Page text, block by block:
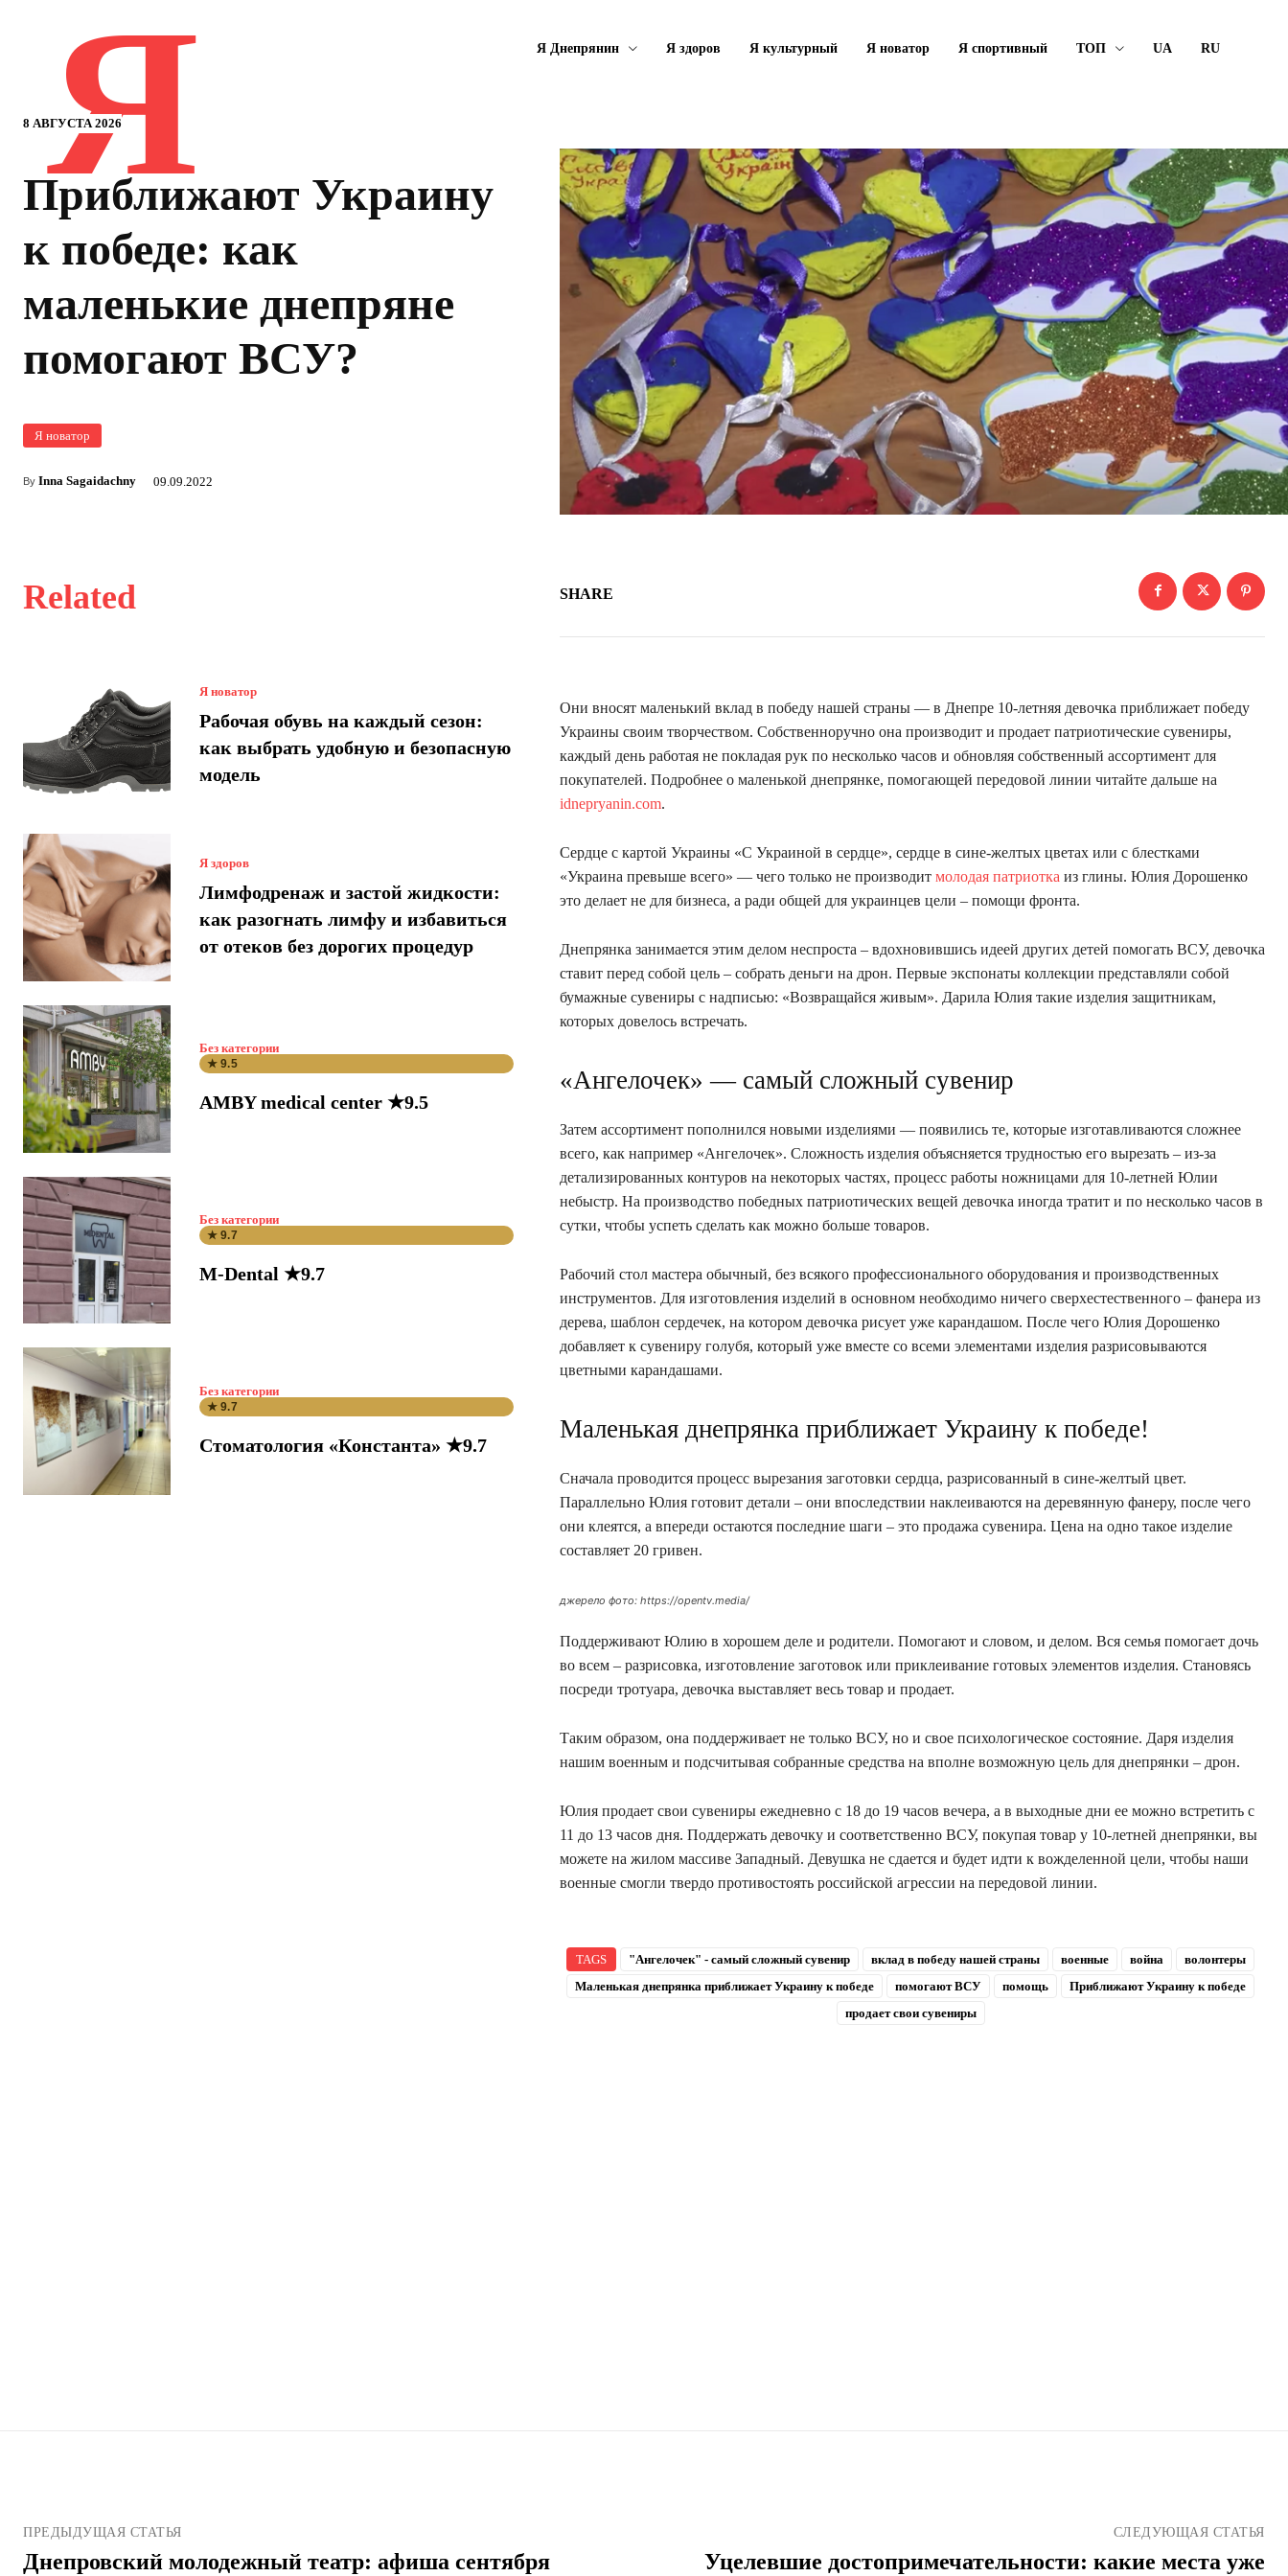
8 АВГУСТА 2026
Я Я Днепрянин Я здоров Я культурный Я новатор Я спортивный ТОП UA RU
Приближают Украину
к победе: как
маленькие днепряне
помогают ВСУ?
Я новатор
By Inna Sagaidachny 09.09.2022
Related
Я новатор
Рабочая обувь на каждый сезон:
как выбрать удобную и безопасную
модель
Я здоров
Лимфодренаж и застой жидкости:
как разогнать лимфу и избавиться
от отеков без дорогих процедур
Без категории
★ 9.5
AMBY medical center ★9.5
Без категории
★ 9.7
M-Dental ★9.7
Без категории
★ 9.7
Стоматология «Константа» ★9.7
SHARE
Они вносят маленький вклад в победу нашей страны — в Днепре 10-летняя девочка приближает победу
Украины своим творчеством. Собственноручно она производит и продает патриотические сувениры,
каждый день работая не покладая рук по несколько часов и обновляя собственный ассортимент для
покупателей. Подробнее о маленькой днепрянке, помогающей передовой линии читайте дальше на
idnepryanin.com.
Сердце с картой Украины «С Украиной в сердце», сердце в сине-желтых цветах или с блестками
«Украина превыше всего» — чего только не производит молодая патриотка из глины. Юлия Дорошенко
это делает не для бизнеса, а ради общей для украинцев цели – помощи фронта.
Днепрянка занимается этим делом неспроста – вдохновившись идеей других детей помогать ВСУ, девочка
ставит перед собой цель – собрать деньги на дрон. Первые экспонаты коллекции представляли собой
бумажные сувениры с надписью: «Возвращайся живым». Дарила Юлия такие изделия защитникам,
которых довелось встречать.
«Ангелочек» — самый сложный сувенир
Затем ассортимент пополнился новыми изделиями — появились те, которые изготавливаются сложнее
всего, как например «Ангелочек». Сложность изделия объясняется трудностью его вырезать – из-за
детализированных контуров на некоторых частях, процесс работы ножницами для 10-летней Юлии
небыстр. На производство победных патриотических вещей девочка иногда тратит и по несколько часов в
сутки, чтобы успеть сделать как можно больше товаров.
Рабочий стол мастера обычный, без всякого профессионального оборудования и производственных
инструментов. Для изготовления изделий в основном необходимо ничего сверхестественного – фанера из
дерева, шаблон сердечек, на котором девочка рисует уже карандашом. После чего Юлия Дорошенко
добавляет к сувениру голубя, который уже вместе со всеми элементами изделия разрисовываются
цветными карандашами.
Маленькая днепрянка приближает Украину к победе!
Сначала проводится процесс вырезания заготовки сердца, разрисованный в сине-желтый цвет.
Параллельно Юлия готовит детали – они впоследствии наклеиваются на деревянную фанеру, после чего
они клеятся, а впереди остаются последние шаги – это продажа сувенира. Цена на одно такое изделие
составляет 20 гривен.
джерело фото: https://opentv.media/
Поддерживают Юлию в хорошем деле и родители. Помогают и словом, и делом. Вся семья помогает дочь
во всем – разрисовка, изготовление заготовок или приклеивание готовых элементов изделия. Становясь
посреди тротуара, девочка выставляет весь товар и продает.
Таким образом, она поддерживает не только ВСУ, но и свое психологическое состояние. Даря изделия
нашим военным и подсчитывая собранные средства на вполне возможную цель для днепрянки – дрон.
Юлия продает свои сувениры ежедневно с 18 до 19 часов вечера, а в выходные дни ее можно встретить с
11 до 13 часов дня. Поддержать девочку и соответственно ВСУ, покупая товар у 10-летней днепрянки, вы
можете на жилом массиве Западный. Девушка не сдается и будет идти к вожделенной цели, чтобы наши
военные смогли твердо противостоять российской агрессии на передовой линии.
TAGS "Ангелочек" - самый сложный сувенир вклад в победу нашей страны военные война
волонтеры
Маленькая днепрянка приближает Украину к победе
помогают ВСУ помощь
Приближают Украину к победе
продает свои сувениры
ПРЕДЫДУЩАЯ СТАТЬЯ
Днепровский молодежный театр: афиша сентября
СЛЕДУЮЩАЯ СТАТЬЯ
Уцелевшие достопримечательности: какие места уже